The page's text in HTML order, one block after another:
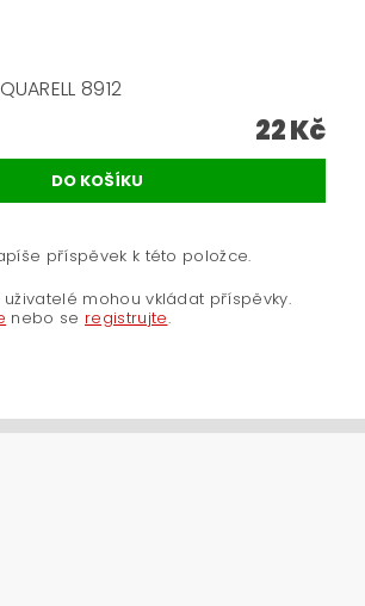
8912
22 Kč
příspěvek k této položce.
mohou vkládat příspěvky.
nebo se registrujte.